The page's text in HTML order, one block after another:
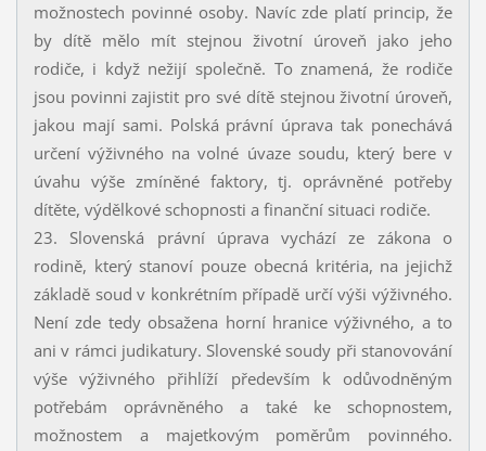
možnostech povinné osoby. Navíc zde platí princip, že
by dítě mělo mít stejnou životní úroveň jako jeho
rodiče, i když nežijí společně. To znamená, že rodiče
jsou povinni zajistit pro své dítě stejnou životní úroveň,
jakou mají sami. Polská právní úprava tak ponechává
určení výživného na volné úvaze soudu, který bere v
úvahu výše zmíněné faktory, tj. oprávněné potřeby
dítěte, výdělkové schopnosti a finanční situaci rodiče.
23. Slovenská právní úprava vychází ze zákona o
rodině, který stanoví pouze obecná kritéria, na jejichž
základě soud v konkrétním případě určí výši výživného.
Není zde tedy obsažena horní hranice výživného, a to
ani v rámci judikatury. Slovenské soudy při stanovování
výše výživného přihlíží především k odůvodněným
potřebám oprávněného a také ke schopnostem,
možnostem a majetkovým poměrům povinného.